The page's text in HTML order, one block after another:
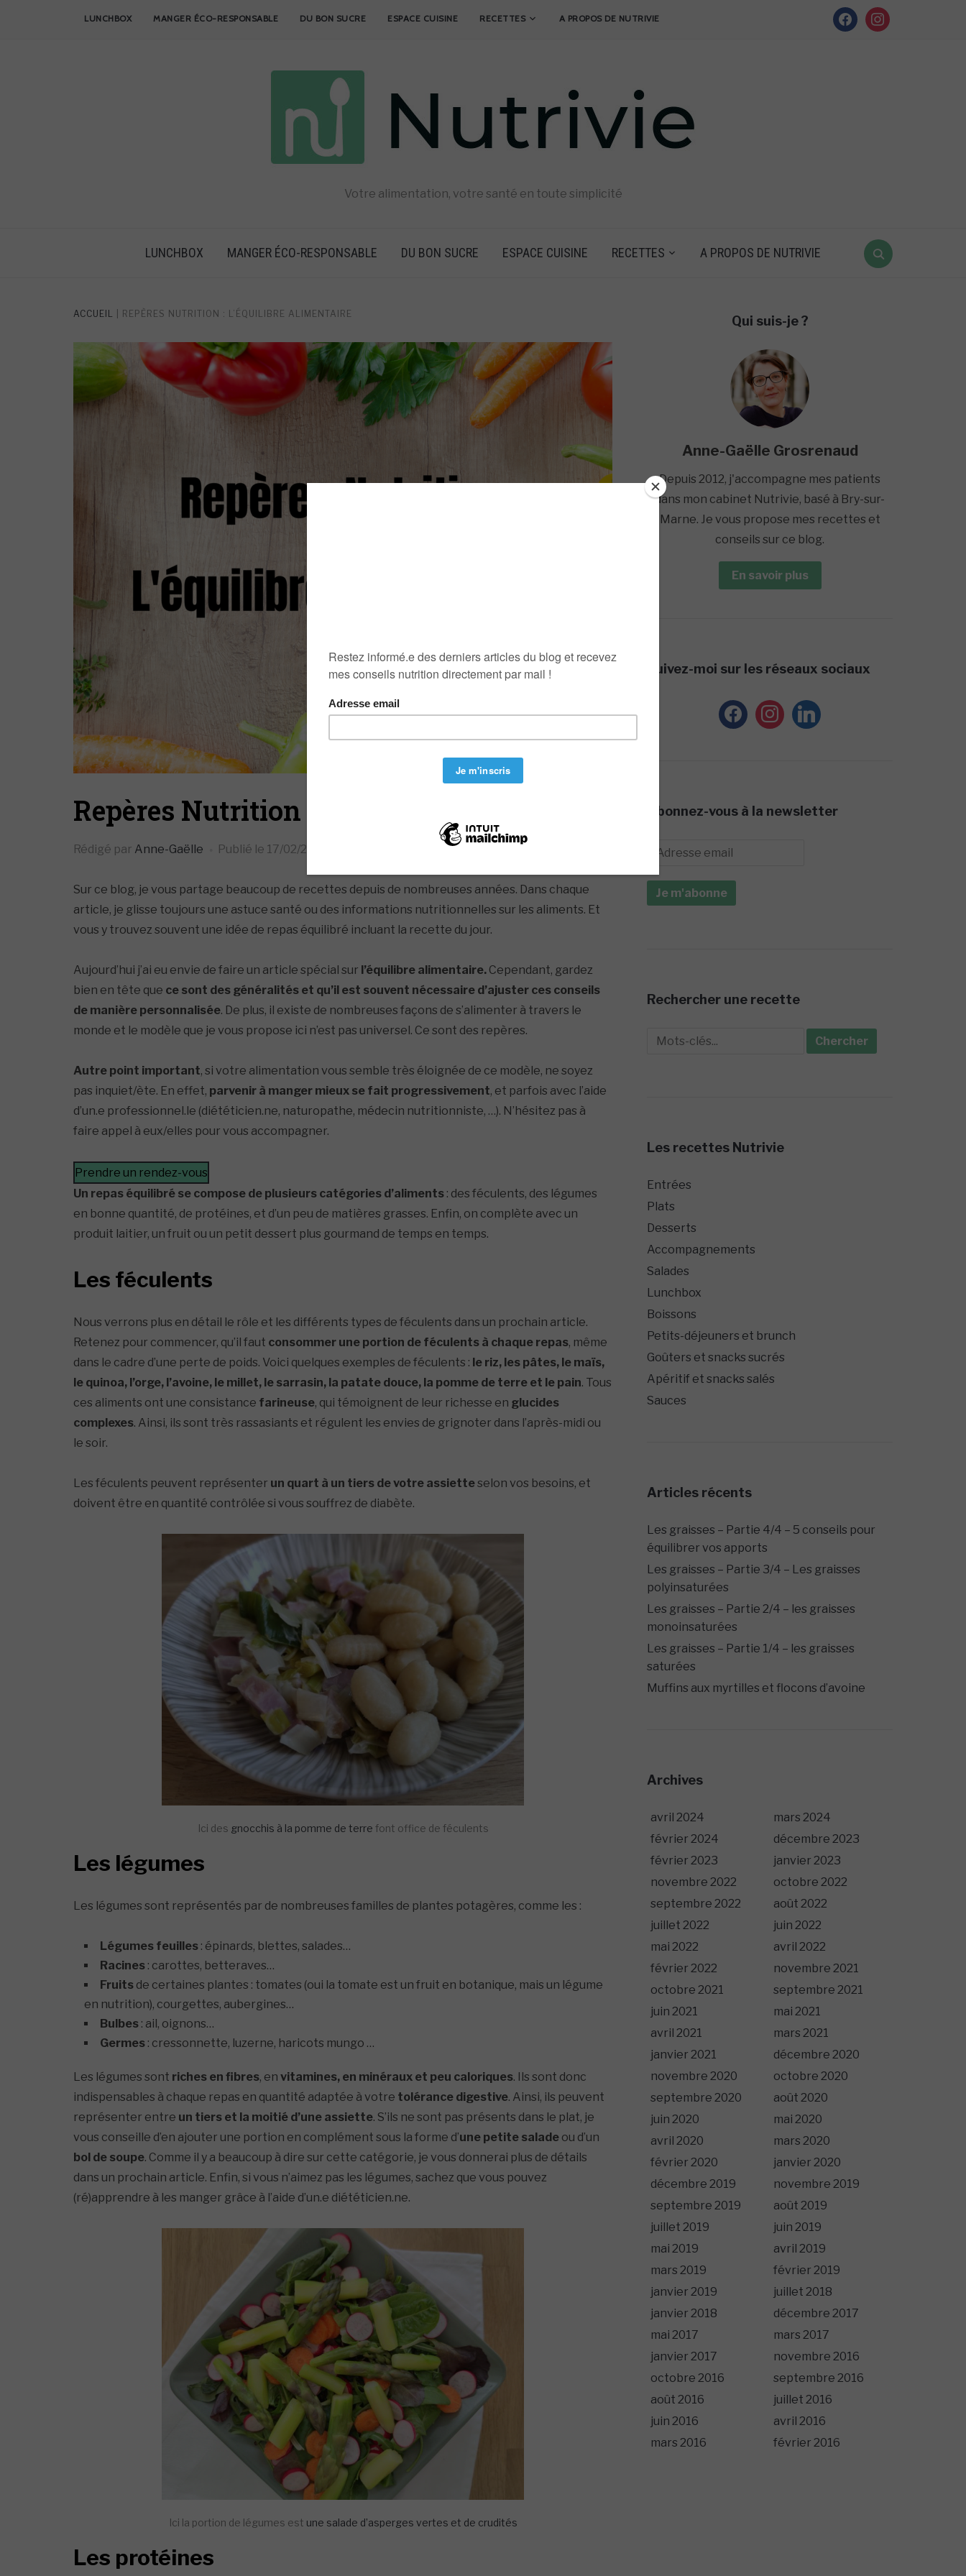
facebookinstagram
LUNCHBOX MANGER ÉCO-RESPONSABLE DU BON SUCRE ESPACE CUISINE RECETTES A PROPOS DE NUTRIVIE
Votre alimentation, votre santé en toute simplicité
Search
for:
LUNCHBOX MANGER ÉCO-RESPONSABLE DU BON SUCRE ESPACE CUISINE RECETTES A PROPOS DE NUTRIVIE
ACCUEIL REPÈRES NUTRITION : L’ÉQUILIBRE ALIMENTAIRE
Repères Nutrition : l’équilibre alimentaire
Rédigé par Anne-Gaëlle Publié le 17/02/2022 Nutrition - Santé
Sur ce blog, je vous partage beaucoup de recettes depuis de nombreuses années. Dans chaque
article, je glisse toujours une astuce santé ou des informations nutritionnelles sur les aliments. Et
vous y trouvez souvent une idée de repas équilibré incluant la recette du jour.
Aujourd’hui j’ai eu envie de faire un article spécial sur l’équilibre alimentaire. Cependant, gardez
bien en tête que ce sont des généralités et qu’il est souvent nécessaire d’ajuster ces conseils
de manière personnalisée. De plus, il existe de nombreuses façons de s’alimenter à travers le
monde et le modèle que je vous propose ici n’est pas universel. Ce sont des repères.
Autre point important, si votre alimentation vous semble très éloignée de ce modèle, ne soyez
pas inquiet/ète. En effet, parvenir à manger mieux se fait progressivement, et parfois avec l’aide
d’un.e professionnel.le (diététicien.ne, naturopathe, médecin nutritionniste, …). N’hésitez pas à
faire appel à eux/elles pour vous accompagner.
Prendre un rendez-vous
Un repas équilibré se compose de plusieurs catégories d’aliments : des féculents, des légumes
en bonne quantité, de protéines, et d’un peu de matières grasses. Enfin, on complète avec un
produit laitier, un fruit ou un petit dessert plus gourmand de temps en temps.
Les féculents
Nous verrons plus en détail le rôle et les différents types de féculents dans un prochain article.
Retenez pour commencer, qu’il faut consommer une portion de féculents à chaque repas, même
dans le cadre d’une perte de poids. Voici quelques exemples de féculents : le riz, les pâtes, le maïs,
le quinoa, l’orge, l’avoine, le millet, le sarrasin, la patate douce, la pomme de terre et le pain. Tous
ces aliments ont une consistance farineuse, qui témoignent de leur richesse en glucides
complexes. Ainsi, ils sont très rassasiants et régulent les envies de grignoter dans l’après-midi ou
le soir.
Les féculents peuvent représenter un quart à un tiers de votre assietteselon vos besoins, et
doivent être en quantité contrôlée si vous souffrez de diabète.
Ici des gnocchis à la pomme de terre font office de féculents
Les légumes
Les légumes sont représentés par de nombreuses familles de plantes potagères, comme les :
Légumes feuilles : épinards, blettes, salades…
Racines : carottes, betteraves…
Fruits de certaines plantes : tomates (oui la tomate est un fruit en botanique, mais un légume
en nutrition), courgettes, aubergines…
Bulbes : ail, oignons…
Germes : cressonnette, luzerne, haricots mungo …
Les légumes sont riches en fibres, en vitamines, en minéraux et peu caloriques. Ils sont donc
indispensables à chaque repas en quantité adaptée à votre tolérance digestive. Ainsi, ils peuvent
représenter entre un tiers et la moitié d’une assiette. S’ils ne sont pas présents dans le plat, je
vous conseille d’en ajouter une portion en complément sous la forme d’une petite salade ou d’un
bol de soupe. Comme il y a beaucoup à dire sur cette catégorie, je vous donnerai plus de détails
dans un prochain article. Enfin, si vous n’aimez pas les légumes, sachez que vous pouvez
(ré)apprendre à les manger grâce à l’aide d’un.e diététicien.ne.
Ici la portion de légumes est une salade d’asperges vertes et de crudités
Les protéines
Qui suis-je ?
Anne-Gaëlle Grosrenaud
Depuis 2012, j'accompagne mes patients
dans mon cabinet Nutrivie, basé à Bry-sur-
Marne. Je vous propose mes recettes et
conseils sur ce blog.
En savoir plus
Suivez-moi sur les réseaux sociaux
facebookinstagramlinkedin
Abonnez-vous à la newsletter
Rechercher une recette
Search
Les recettes Nutrivie
Entrées
Plats
Desserts
Accompagnements
Salades
Lunchbox
Boissons
Petits-déjeuners et brunch
Goûters et snacks sucrés
Apéritif et snacks salés
Sauces
Articles récents
Les graisses – Partie 4/4 – 5 conseils pour
équilibrer vos apports
Les graisses – Partie 3/4 – Les graisses
polyinsaturées
Les graisses – Partie 2/4 – les graisses
monoinsaturées
Les graisses – Partie 1/4 – les graisses
saturées
Muffins aux myrtilles et flocons d’avoine
Archives
avril 2024
mars 2024
février 2024
décembre 2023
février 2023
janvier 2023
novembre 2022
octobre 2022
septembre 2022
août 2022
juillet 2022
juin 2022
mai 2022
avril 2022
février 2022
novembre 2021
octobre 2021
septembre 2021
juin 2021
mai 2021
avril 2021
mars 2021
janvier 2021
décembre 2020
novembre 2020
octobre 2020
septembre 2020
août 2020
juin 2020
mai 2020
avril 2020
mars 2020
février 2020
janvier 2020
décembre 2019
novembre 2019
septembre 2019
août 2019
juillet 2019
juin 2019
mai 2019
avril 2019
mars 2019
février 2019
janvier 2019
juillet 2018
janvier 2018
décembre 2017
mai 2017
mars 2017
janvier 2017
novembre 2016
octobre 2016
septembre 2016
août 2016
juillet 2016
juin 2016
avril 2016
mars 2016
février 2016